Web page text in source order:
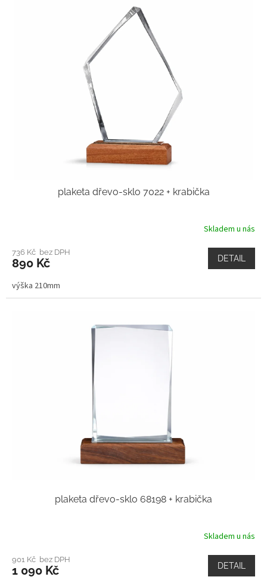
plaketa dřevo-sklo 7022 + krabička
Skladem u nás
736 Kč bez DPH
890 Kč DETAIL
výška 210mm
plaketa dřevo-sklo 68198 + krabička
Skladem u nás
901 Kč bez DPH
1 090 Kč DETAIL